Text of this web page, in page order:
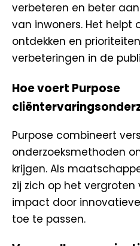
verbeteren en beter
van inwoners. Het helpt
ontdekken en
verbeteringen in de
Hoe voert Purpose
Purpose combineert
onderzoeksmethoden
krijgen. Als
zij zich op het
impact door
toe te passen.